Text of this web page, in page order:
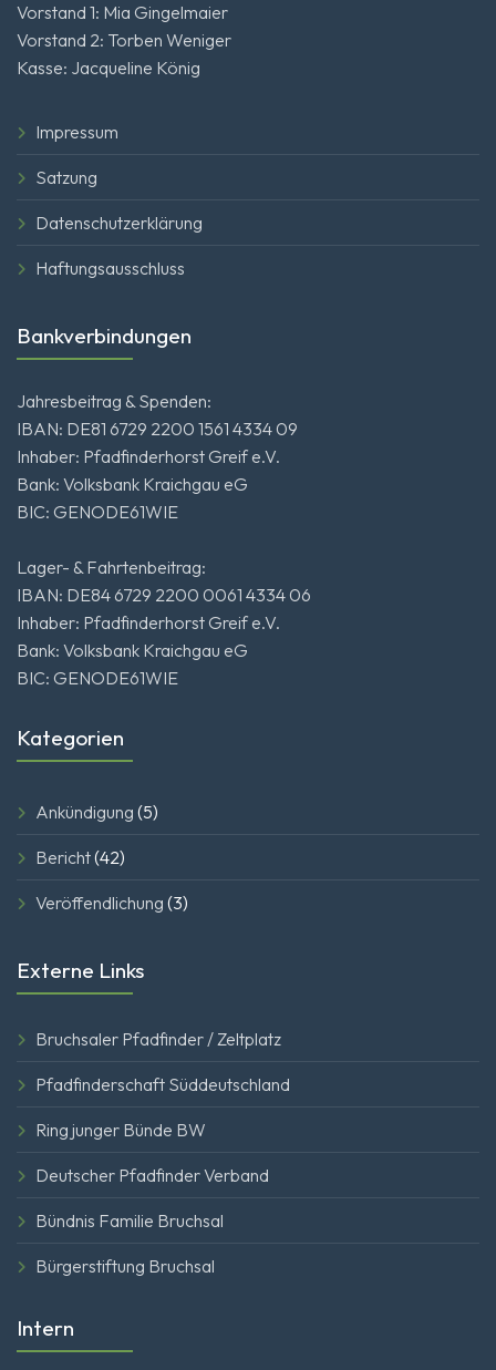
Vorstand 1: Mia Gingelmaier
Vorstand 2: Torben Weniger
Kasse: Jacqueline König
Impressum
Satzung
Datenschutzerklärung
Haftungsausschluss
Bankverbindungen
Jahresbeitrag & Spenden:
IBAN: DE81 6729 2200 1561 4334 09
Inhaber: Pfadfinderhorst Greif e.V.
Bank: Volksbank Kraichgau eG
BIC: GENODE61WIE
Lager- & Fahrtenbeitrag:
IBAN: DE84 6729 2200 0061 4334 06
Inhaber: Pfadfinderhorst Greif e.V.
Bank: Volksbank Kraichgau eG
BIC: GENODE61WIE
Kategorien
Ankündigung (5)
Bericht(42)
Veröffendlichung (3)
Externe Links
Bruchsaler Pfadfinder / Zeltplatz
Pfadfinderschaft Süddeutschland
Ring junger Bünde BW
Deutscher Pfadfinder Verband
Bündnis Familie Bruchsal
Bürgerstiftung Bruchsal
Intern